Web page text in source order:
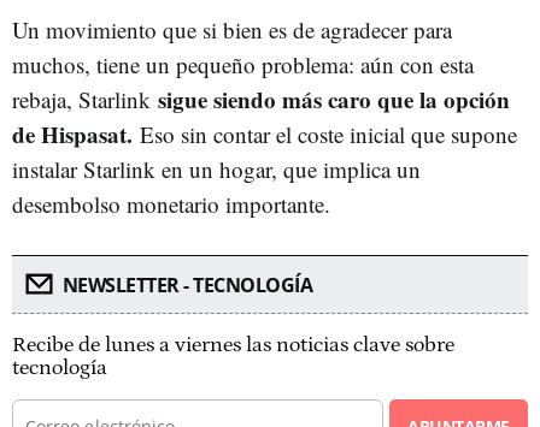
Un movimiento que si bien es de agradecer para
muchos, tiene un pequeño problema: aún con esta
rebaja, Starlink sigue siendo más caro que la opción
de Hispasat. Eso sin contar el coste inicial que supone
instalar Starlink en un hogar, que implica un
desembolso monetario importante.
NEWSLETTER - TECNOLOGÍA
Recibe de lunes a viernes las noticias clave sobre
tecnología